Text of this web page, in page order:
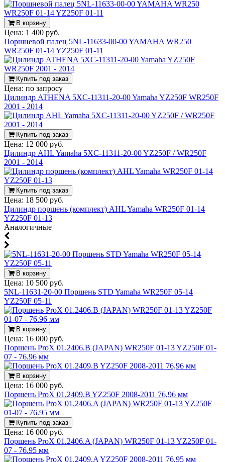
В корзину
Цена: 1 400 руб.
Поршневой палец 5NL-11633-00-00 YAMAHA WR250
WR250F 01-14 YZ250F 01-11
Купить под заказ
Цена: по запросу
Цилиндр ATHENA 5XC-11311-20-00 Yamaha YZ250F WR250F
2001 - 2014
Купить под заказ
Цена: 12 000 руб.
Цилиндр AHL Yamaha 5XC-11311-20-00 YZ250F / WR250F
2001 - 2014
Купить под заказ
Цена: 18 500 руб.
Цилиндр поршень (комплект) AHL Yamaha WR250F 01-14
YZ250F 01-13
Аналогичные
В корзину
Цена: 10 500 руб.
5NL-11631-20-00 Поршень STD Yamaha WR250F 05-14
YZ250F 05-11
В корзину
Цена: 16 000 руб.
Поршень ProX 01.2406.B (JAPAN) WR250F 01-13 YZ250F 01-
07 - 76.96 мм
В корзину
Цена: 16 000 руб.
Поршень ProX 01.2409.B YZ250F 2008-2011 76,96 мм
Купить под заказ
Цена: 16 000 руб.
Поршень ProX 01.2406.A (JAPAN) WR250F 01-13 YZ250F 01-
07 - 76.95 мм